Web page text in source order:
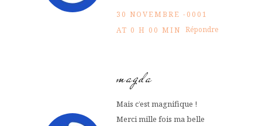
30 NOVEMBRE -0001
AT 0 H 00 MIN Répondre
magda
Mais c’est magnifique !
Merci mille fois ma belle